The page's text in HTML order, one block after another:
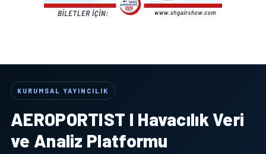
KURUMSAL YAYINCILIK
AEROPORTIST I Havacılık Veri
ve Analiz Platformu